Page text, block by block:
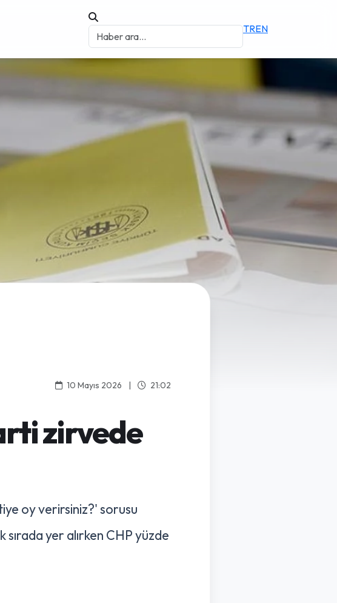
TREN
10 Mayıs 2026 | 21:02
zirvede
oy verirsiniz?' sorusu
yer alırken CHP yüzde